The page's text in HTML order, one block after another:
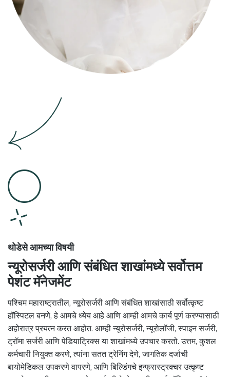
थोडेसे आमच्या विषयी
न्यूरोसर्जरी आणि संबंधित शाखांमध्ये सर्वोत्तम
पेशंट मॅनेजमेंट
पश्चिम महाराष्ट्रातील, न्यूरोसर्जरी आणि संबंधित शाखांसाठी सर्वोत्कृष्ट
हॉस्पिटल बनणे, हे आमचे ध्येय आहे आणि आम्ही आमचे कार्य पूर्ण करण्यासाठी
अहोरात्र प्रयत्न करत आहोत. आम्ही न्यूरोसर्जरी, न्यूरोलॉजी, स्पाइन सर्जरी,
ट्रॉमा सर्जरी आणि पेडियाट्रिक्स या शाखांमध्ये उपचार करतो. उत्तम, कुशल
कर्मचारी नियुक्त करणे, त्यांना सतत ट्रेनिंग देणे, जागतिक दर्जाची
बायोमेडिकल उपकरणे वापरणे, आणि बिल्डिंगचे इन्फ्रास्ट्रक्चर उत्कृष्ट